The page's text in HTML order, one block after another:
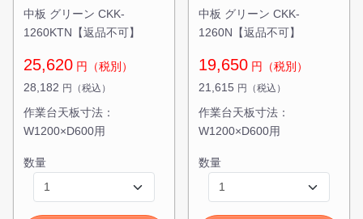
中板 グリーン CKK-
1260KTN【返品不可】
25,620 円（税別）
28,182 円（税込）
作業台天板寸法：
W1200×D600用
数量
中板 グリーン CKK-
1260N【返品不可】
19,650 円（税別）
21,615 円（税込）
作業台天板寸法：
W1200×D600用
数量